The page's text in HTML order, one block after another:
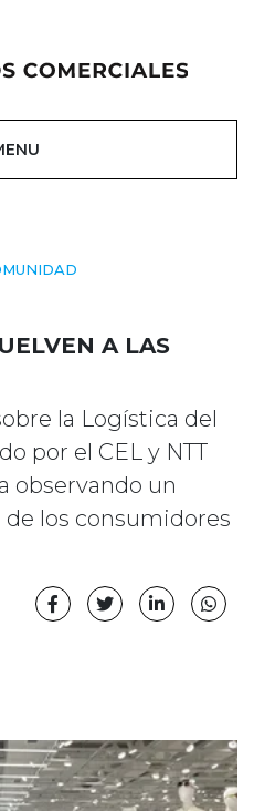
A LAS
la Logística del
por el CEL y NTT
observando un
los consumidores